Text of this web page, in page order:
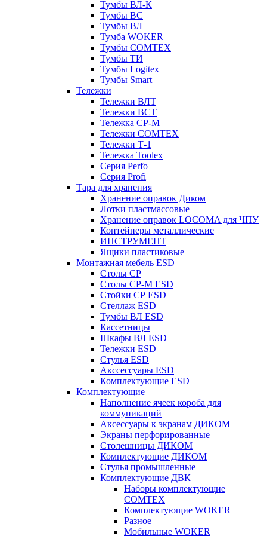
Тумбы ВЛ-К
Тумбы ВС
Тумбы ВЛ
Тумба WOKER
Тумбы COMTEX
Тумбы ТИ
Тумбы Logitex
Тумбы Smart
Тележки
Тележки ВЛТ
Тележки ВСТ
Тележка СР-М
Тележки COMTEX
Тележки Т-1
Тележка Toolex
Серия Perfo
Серия Profi
Тара для хранения
Хранение оправок Диком
Лотки пластмассовые
Хранение оправок LOCOMA для ЧПУ
Контейнеры металлические
ИНСТРУМЕНТ
Ящики пластиковые
Монтажная мебель ESD
Столы СР
Столы СР-М ESD
Стойки СР ESD
Стеллаж ESD
Тумбы ВЛ ESD
Кассетницы
Шкафы ВЛ ESD
Тележки ESD
Стулья ESD
Акссессуары ESD
Комплектующие ESD
Комплектующие
Наполнение ячеек короба для
коммуникаций
Аксессуары к экранам ДИКОМ
Экраны перфорированные
Cтолешницы ДИКОМ
Комплектующие ДИКОМ
Стулья промышленные
Комплектующие ДВК
Наборы комплектующие
COMTEX
Комплектующие WOKER
Разное
Мобильные WOKER